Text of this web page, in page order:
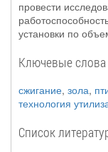
провести
установки по
Ключевые слова
сжигание, зола,
технология
Список